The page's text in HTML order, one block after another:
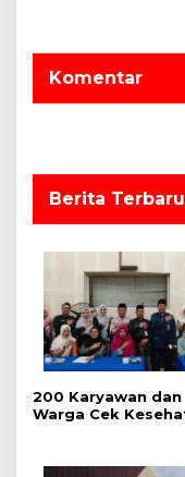
p
o
Komentar
Berita Terbaru
‎200 Karyawan dan
Warga Cek